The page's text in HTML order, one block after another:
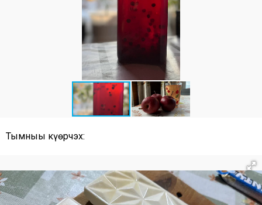
Тымныы күөрчэх: